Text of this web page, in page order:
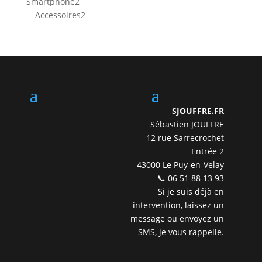
produits
Accessoires22
SJOUFFRE.FR
Sébastien JOUFFRE
12 rue Sarrecrochet
Entrée 2
43000 Le Puy-en-Velay
📞 06 51 88 13 93
Si je suis déjà en
intervention, laissez un
message ou envoyez un
SMS, je vous rappelle.